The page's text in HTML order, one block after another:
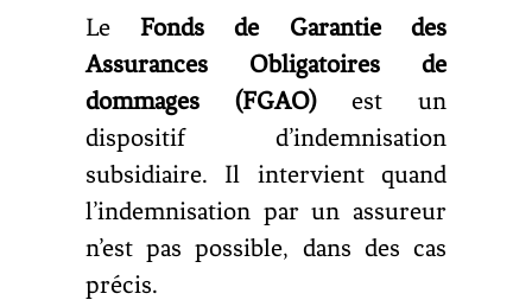
LeFonds de Garantie des
Assurances Obligatoires de
dommages (FGAO)est un
dispositif d’indemnisation
subsidiaire. Il intervient quand
l’indemnisation par un assureur
n’est pas possible, dans des cas
précis.